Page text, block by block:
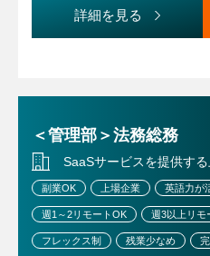
身につけられます。
・2020年6月に東証マザーズ
成長企業です。大手企業との
な事業展開にも積極的に取り組
・海外展開の知見を持つ環境
向次第ではグローバル案件や
があります。
・副業が認められており、多
詳細を見る
＜管理部＞法務総務
SaaSサービスを提供す
副業OK 上場企業 英語力が
週1～2リモートOK 週3以上リモ
フレックス制 残業少なめ